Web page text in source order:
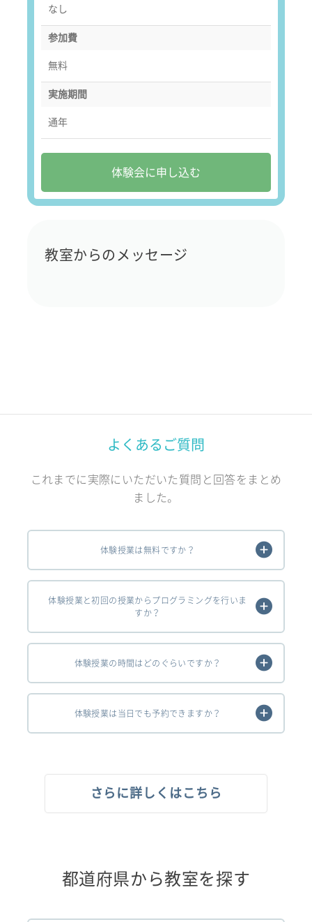
なし
参加費
無料
実施期間
通年
体験会に申し込む
教室からのメッセージ
よくあるご質問
これまでに実際にいただいた質問と回答をまとめ
ました。
体験授業は無料ですか？
体験授業と初回の授業からプログラミングを行いま
すか？
体験授業の時間はどのぐらいですか？
体験授業は当日でも予約できますか？
さらに詳しくはこちら
都道府県から教室を探す